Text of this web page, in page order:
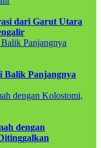
dari Garut Utara
Balik Panjangnya
dengan